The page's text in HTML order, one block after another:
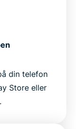
din telefon
Store eller